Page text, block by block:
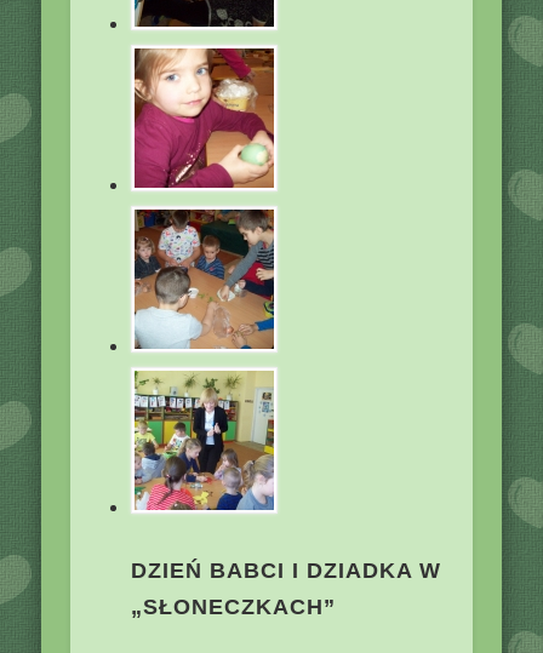
DZIEŃ BABCI I DZIADKA W
„SŁONECZKACH”